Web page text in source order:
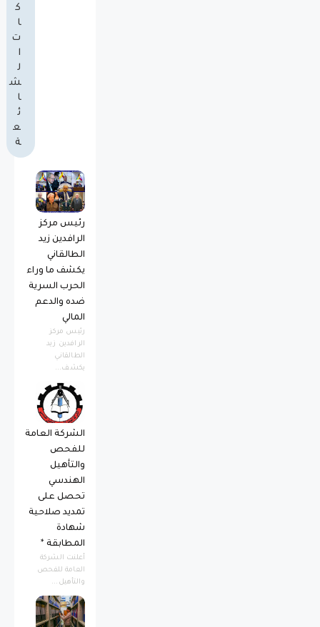
ك
ا
ت
ا
ل
ش
ا
ئ
ع
ة
رئيس مركز
الرافدين زيد
الطالقاني
يكشف ما وراء
الحرب السرية
ضده والدعم
المالي
رئيس مركز
الرافدين زيد
الطالقاني
يكشف...
الشركة العامة
للفحص
والتأهيل
الهندسي
تحصل على
تمديد صلاحية
شهادة
المطابقة *
أعلنت الشركة
العامة للفحص
والتأهيل...